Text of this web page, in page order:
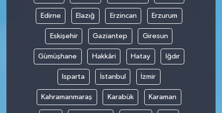
Edirne Elazığ Erzincan Erzurum
Eskişehir Gaziantep Giresun
Gümüşhane Hakkâri Hatay Iğdır
Isparta İstanbul İzmir
Kahramanmaraş Karabük Karaman